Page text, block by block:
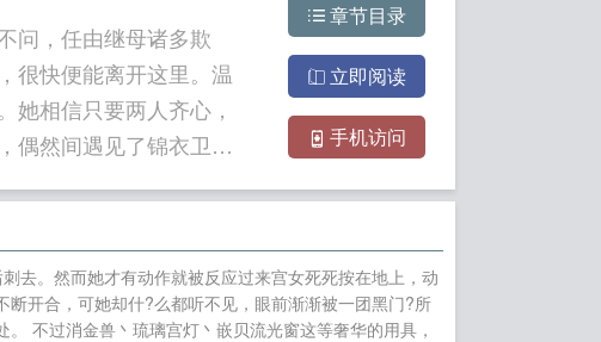
问，任由继母诸多欺
很快便能离开这里。温
她相信只要两人齐心，
偶然间遇见了锦衣卫副
则偏执狠厉，绝非良
次出逃失败后，陆寂莫
微:“是！”他声音怒极而
”姜予微迎着他的目光，肯定的道:“是!!！” 误落尘网地狱大恶魔速成法
章节目录
立即阅读
手机访问
去。然而她才有动作就被反应过来宫女死死按在地上，动
开合，可她却什?么都听不见，眼前渐渐被一团黑门?所
不过消金兽丶琉璃宫灯丶嵌贝流光窗这等奢华的用具，